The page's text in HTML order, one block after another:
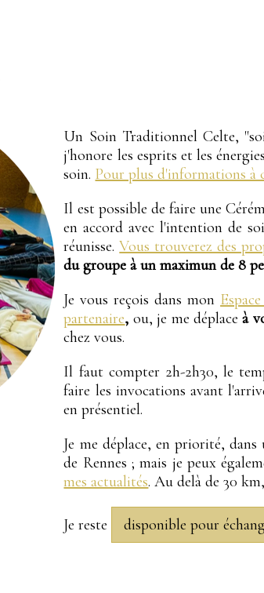
Un Soin Traditionnel Celte,
j'honore les esprits et les
soin. Pour plus d'informations à
Il est possible de faire une
en accord avec l'intention de
réunisse.Vous trouverez des
du groupe à un maximun de 8
Je vous reçois dans mon
partenaire, ou, je me déplaceà
chez vous.
Il faut compter 2h-2h30, le
faire les invocations avant
en présentiel.
Je me déplace, en priorité,
de Rennes ; mais je peux
mes actualités. Au delà de 30
Je reste disponible pour